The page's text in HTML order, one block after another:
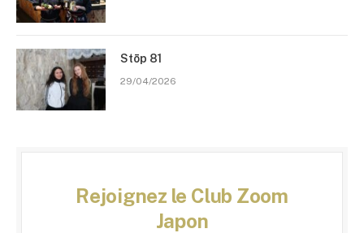
Stōp 81
29/04/2026
Rejoignez le Club Zoom
Japon